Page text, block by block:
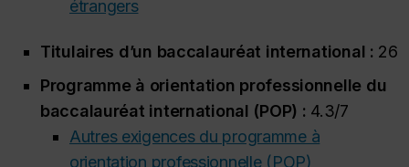
étrangers
Titulaires d’un baccalauréat international : 26
Programme à orientation professionnelle du
baccalauréat international (POP) : 4.3/7
Autres exigences du programme à
orientation professionnelle (POP)